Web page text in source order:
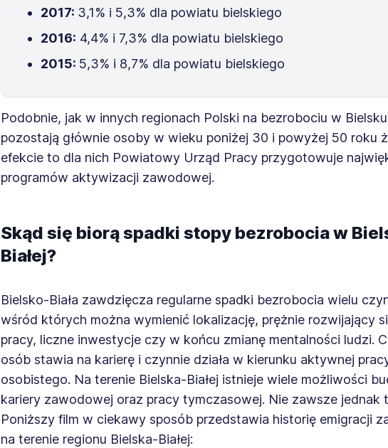
2017: 3,1% i 5,3% dla powiatu bielskiego
2016: 4,4% i 7,3% dla powiatu bielskiego
2015: 5,3% i 8,7% dla powiatu bielskiego
Podobnie, jak w innych regionach Polski na bezrobociu w
pozostają głównie osoby w wieku poniżej 30 i powyżej 50 roku
efekcie to dla nich Powiatowy Urząd Pracy przygotowuje
programów aktywizacji zawodowej.
Skąd się biorą spadki stopy bezrobocia w
Białej?
Bielsko-Biała zawdzięcza regularne spadki bezrobocia wielu
wśród których można wymienić lokalizację, prężnie rozwijający
pracy, liczne inwestycje czy w końcu zmianę mentalności ludzi.
osób stawia na karierę i czynnie działa w kierunku aktywnej
osobistego. Na terenie Bielska-Białej istnieje wiele możliwości
kariery zawodowej oraz pracy tymczasowej. Nie zawsze jednak
Poniższy film w ciekawy sposób przedstawia historię emigracji
na terenie regionu Bielska-Białej: